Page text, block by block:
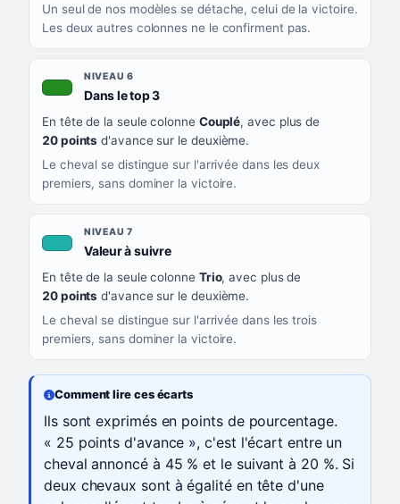
Un seul de nos modèles se détache, celui de la victoire.
Les deux autres colonnes ne le confirment pas.
NIVEAU 6
Dans le top 3, couleur verte
En tête de la seule colonne Couplé, avec plus de
20 points d'avance sur le deuxième.
Le cheval se distingue sur l'arrivée dans les deux
premiers, sans dominer la victoire.
NIVEAU 7
Valeur à suivre, couleur turquoise
En tête de la seule colonne Trio, avec plus de
20 points d'avance sur le deuxième.
Le cheval se distingue sur l'arrivée dans les trois
premiers, sans dominer la victoire.
Comment lire ces écarts
Ils sont exprimés en points de pourcentage.
« 25 points d'avance », c'est l'écart entre un
cheval annoncé à 45 % et le suivant à 20 %. Si
deux chevaux sont à égalité en tête d'une